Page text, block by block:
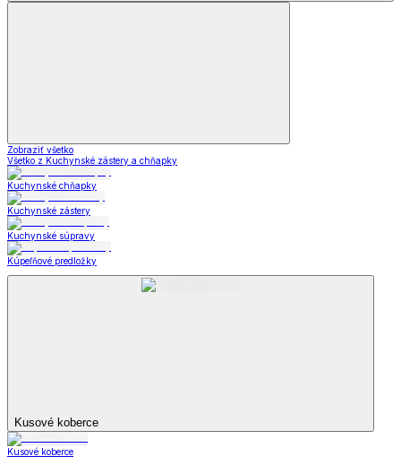
Zobraziť všetko
Všetko z Kuchynské zástery a chňapky
Kuchynské chňapky
Kuchynské zástery
Kuchynské súpravy
Kúpeľňové predložky
Kusové koberce
Kusové koberce